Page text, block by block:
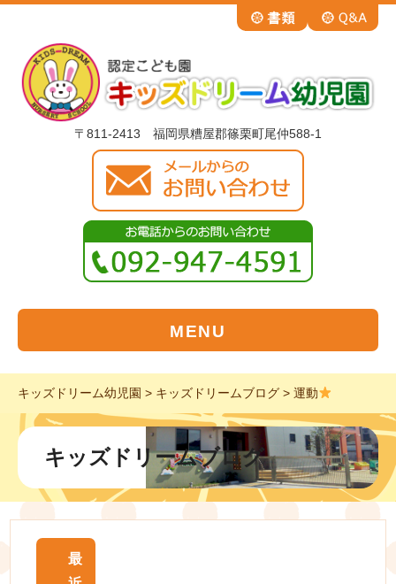
〒811-2413 福岡県糟屋郡篠栗町尾仲588-1
MENU
キッズドリーム幼児園 > キッズドリームブログ > 運動
キッズドリームブログ
最